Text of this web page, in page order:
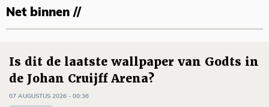
Net binnen //
Is dit de laatste wallpaper van Godts in
de Johan Cruijff Arena?
07 AUGUSTUS 2026 - 00:36